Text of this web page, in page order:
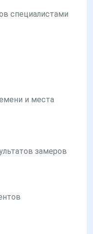
специалистами
и места
замеров